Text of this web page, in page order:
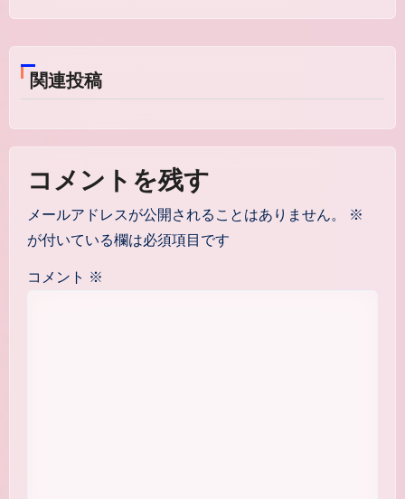
ナ
ビ
ゲ
ー
シ
ョ
ン
関連投稿
コメントを残す
メールアドレスが公開されることはありません。
※
が付いている欄は必須項目です
コメント ※